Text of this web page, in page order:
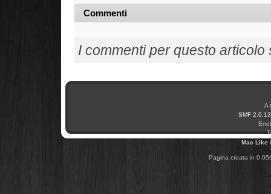
Commenti
I commenti per questo articolo
A
SMF 2.0.13
Mac Like
Pagina creata in